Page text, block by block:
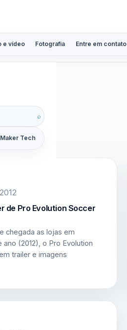
e vídeo Fotografia Entre em contato
⌕
Maker Tech
de Pro Evolution Soccer
chegada as lojas em
(2012), o Pro Evolution
trailer e imagens